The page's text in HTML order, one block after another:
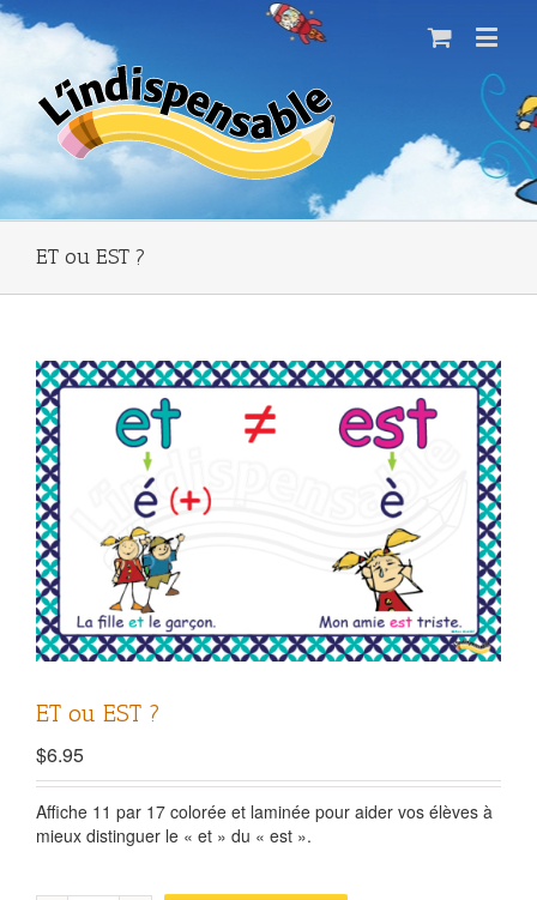
ET ou EST ?
ET ou EST ?
$6.95
Affiche 11 par 17 colorée et laminée pour aider vos élèves à
mieux distinguer le « et » du « est ».